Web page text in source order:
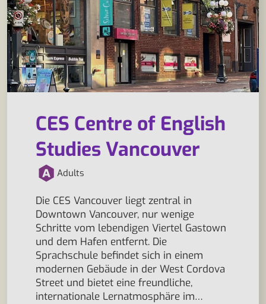
CES Centre of English
Studies Vancouver
Adults
Die CES Vancouver liegt zentral in
Downtown Vancouver, nur wenige
Schritte vom lebendigen Viertel Gastown
und dem Hafen entfernt. Die
Sprachschule befindet sich in einem
modernen Gebäude in der West Cordova
Street und bietet eine freundliche,
internationale Lernatmosphäre im…